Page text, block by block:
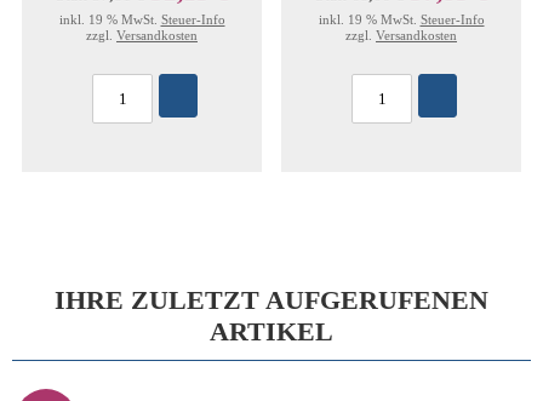
inkl. 19 % MwSt. Steuer-Info
zzgl. Versandkosten
inkl. 19 % MwSt. Steuer-Info
zzgl. Versandkosten
IHRE ZULETZT AUFGERUFENEN
ARTIKEL